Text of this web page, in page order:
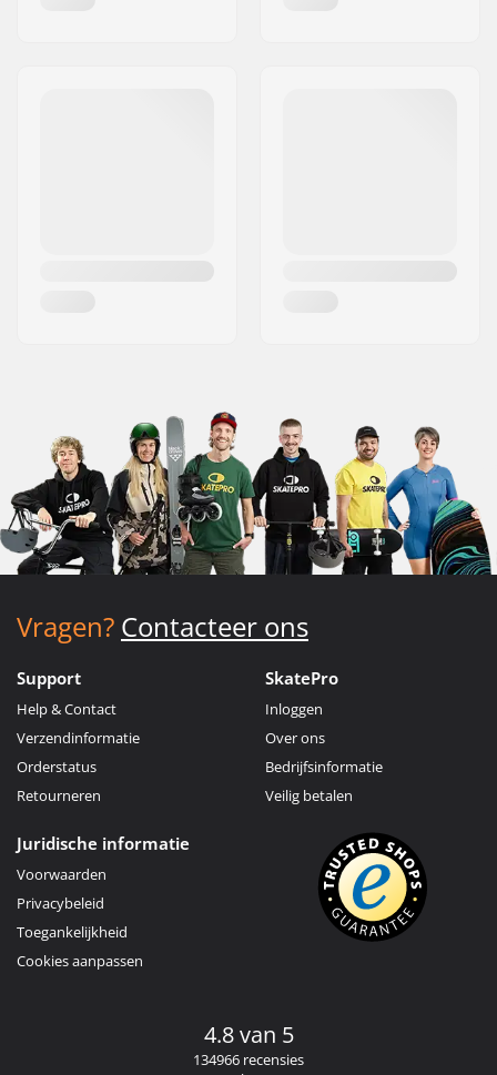
Vragen? Contacteer ons
Support
Help & Contact
Verzendinformatie
Orderstatus
Retourneren
SkatePro
Inloggen
Over ons
Bedrijfsinformatie
Veilig betalen
Juridische informatie
Voorwaarden
Privacybeleid
Toegankelijkheid
Cookies aanpassen
4.8 van 5
134966 recensies